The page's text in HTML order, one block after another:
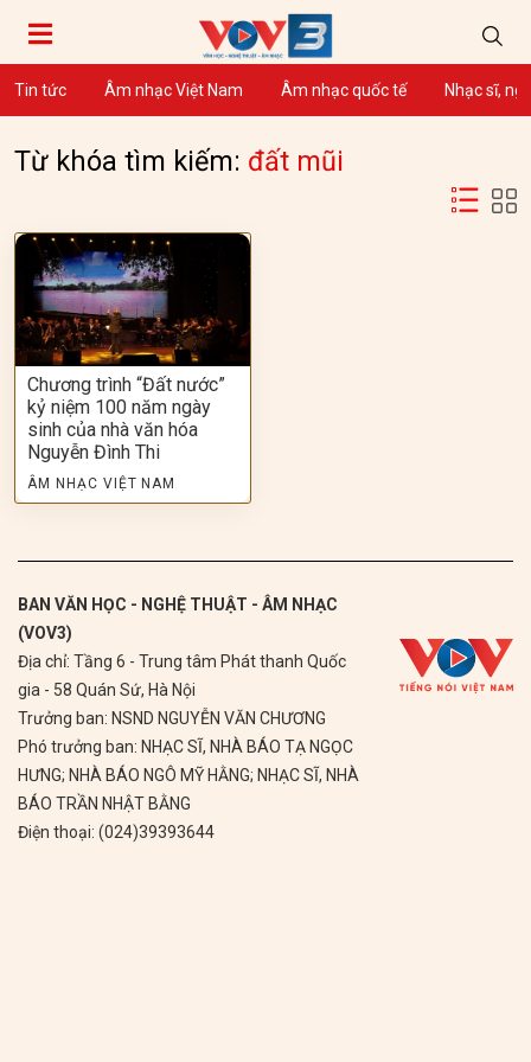
Tin tức Âm nhạc Việt Nam Âm nhạc quốc tế Nhạc sĩ,
Từ khóa tìm kiếm: đất mũi
Chương trình “Đất nước”
kỷ niệm 100 năm ngày
sinh của nhà văn hóa
Nguyễn Đình Thi
ÂM NHẠC VIỆT NAM
BAN VĂN HỌC - NGHỆ THUẬT - ÂM NHẠC
(VOV3)
Địa chỉ: Tầng 6 - Trung tâm Phát thanh Quốc
gia - 58 Quán Sứ, Hà Nội
Trưởng ban: NSND NGUYỄN VĂN CHƯƠNG
Phó trưởng ban: NHẠC SĨ, NHÀ BÁO TẠ NGỌC
HƯNG; NHÀ BÁO NGÔ MỸ HẰNG; NHẠC SĨ, NHÀ
BÁO TRẦN NHẬT BẰNG
Điện thoại: (024)39393644